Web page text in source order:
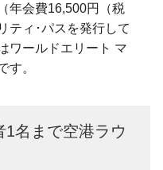
年会費16,500円（税
ティ･パスを発行して
ワールドエリート マ
す。
1名まで空港ラウ